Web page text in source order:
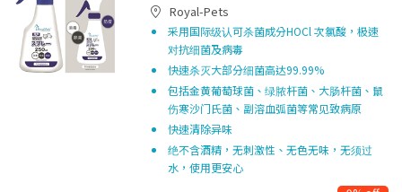
Royal-Pets
采用国际级认可杀菌成分HOCl 次氯酸，极速
对抗细菌及病毒
快速杀灭大部分细菌高达99.99%
包括金黄葡萄球菌、绿脓杆菌、大肠杆菌、鼠
伤寒沙门氏菌、副溶血弧菌等常见致病原
快速清除异味
绝不含酒精，无刺激性、无色无味，无须过
水，使用更安心